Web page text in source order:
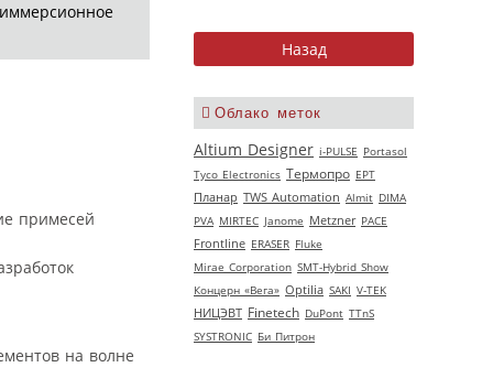
Облако меток
Altium Designer i-PULSE Portasol
Tyco Electronics Термопро EPT
Планар TWS Automation Almit DIMA
PVA MIRTEC Janome Metzner РАСЕ
Frontline ERASER Fluke
Mirae Corporation SMT-Hybrid Show
Концерн «Вега» Optilia SAKI V‑TEK
НИЦЭВТ Finetech DuPont TTnS
SYSTRONIC Би Питрон
примесей
на волне